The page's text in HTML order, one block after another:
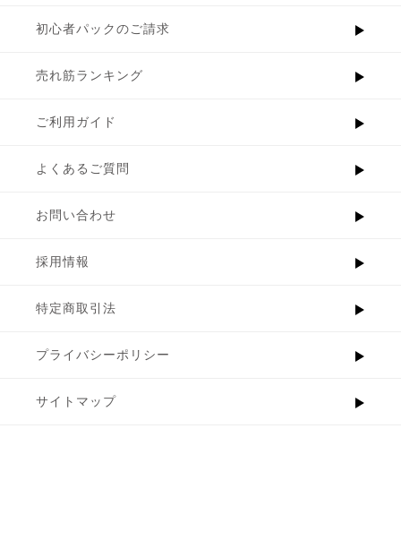
初心者パックのご請求
売れ筋ランキング
ご利用ガイド
よくあるご質問
お問い合わせ
採用情報
特定商取引法
プライバシーポリシー
サイトマップ